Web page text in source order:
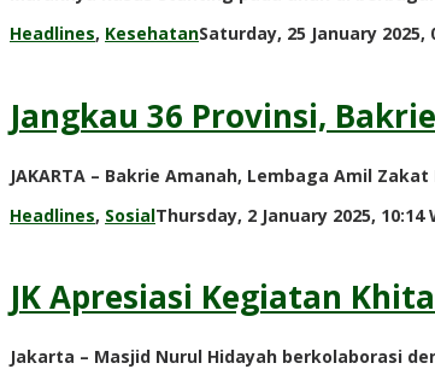
Headlines, KesehatanSaturday, 25 January 2025,
Jangkau 36 Provinsi,
JAKARTA – Bakrie Amanah, Lembaga Amil
Headlines, SosialThursday, 2 January 2025, 10:14
JK Apresiasi Kegiatan
Jakarta – Masjid Nurul Hidayah berkolaborasi